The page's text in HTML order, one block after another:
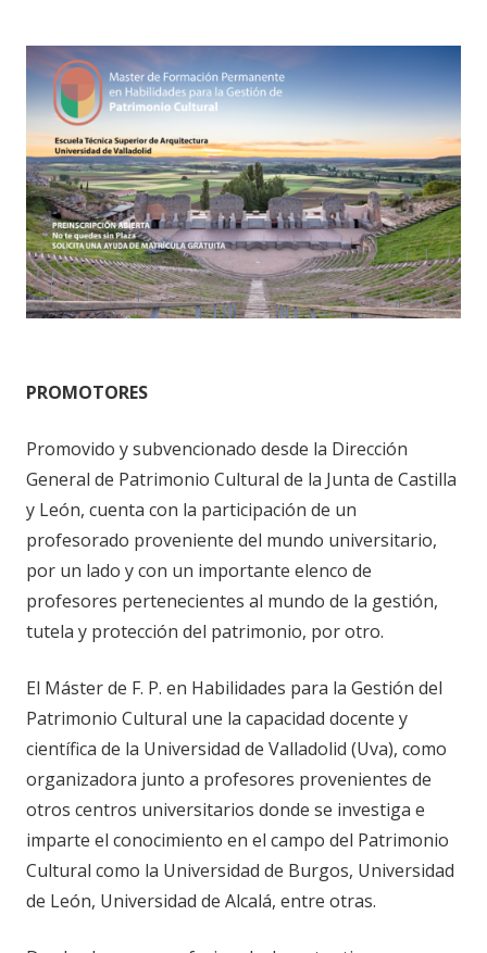
PROMOTORES
Promovido y subvencionado desde la Dirección
General de Patrimonio Cultural de la Junta de Castilla
y León, cuenta con la participación de un
profesorado proveniente del mundo universitario,
por un lado y con un importante elenco de
profesores pertenecientes al mundo de la gestión,
tutela y protección del patrimonio, por otro.
El Máster de F. P. en Habilidades para la Gestión del
Patrimonio Cultural une la capacidad docente y
científica de la Universidad de Valladolid (Uva), como
organizadora junto a profesores provenientes de
otros centros universitarios donde se investiga e
imparte el conocimiento en el campo del Patrimonio
Cultural como la Universidad de Burgos, Universidad
de León, Universidad de Alcalá, entre otras.